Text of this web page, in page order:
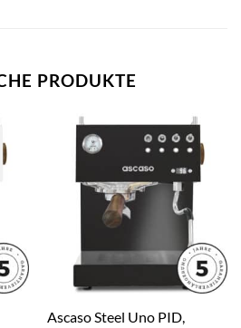
PRODUKTE
Ascaso Steel Uno PID,